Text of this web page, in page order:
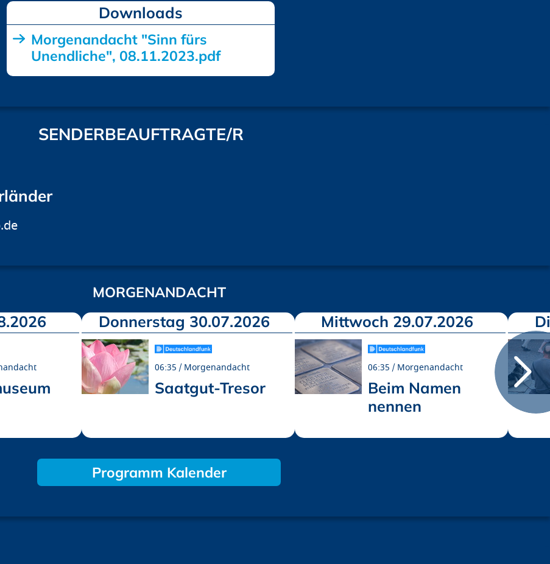
Downloads
Morgenandacht "Sinn fürs
Unendliche", 08.11.2023.pdf
SENDERBEAUFTRAGTE/R
MORGENANDACHT
Donnerstag 30.07.2026
06:35 Morgenandacht
Saatgut-Tresor
Mittwoch 29.07.2026
06:35 Morgenandacht
Beim Namen
nennen
Programm Kalender